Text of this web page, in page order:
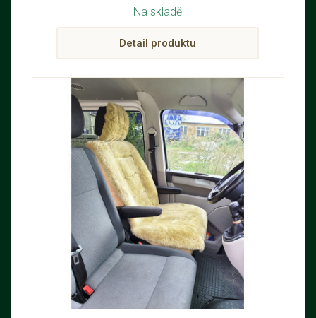
Na skladě
Detail produktu